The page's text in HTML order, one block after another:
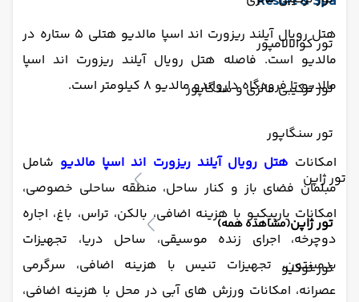
تور کوالالامپور
تور ترکیبی مالزی و سنگاپور
تور سنگاپور
تور ژاپن
تور ژاپن(مشاهده همه)
تور توکیو
هتل رویال آیلند ریزورت اند اسپا مالدیو هتلی 5 ستاره در
مالدیو است. فاصله هتل رویال آیلند ریزورت اند اسپا
مالدیو تا فرودگاه دارواندو مالدیو 8 کیلومتر است.
امکانات هتل رویال آیلند ریزورت اند اسپا مالدیو شامل
مبلمان فضای باز و کنار ساحل، منطقه ساحلی خصوصی،
امکانات باربیکیو با هزینه اضافی، بالکن، تراس، باغ، اجاره
دوچرخه، اجرای زنده موسیقی، ساحل دریا، تجهیزات
بدمینتون، تجهیزات تنیس با هزینه اضافی، سرگرمی
عصرانه، امکانات ورزش های آبی در محل با هزینه اضافی،